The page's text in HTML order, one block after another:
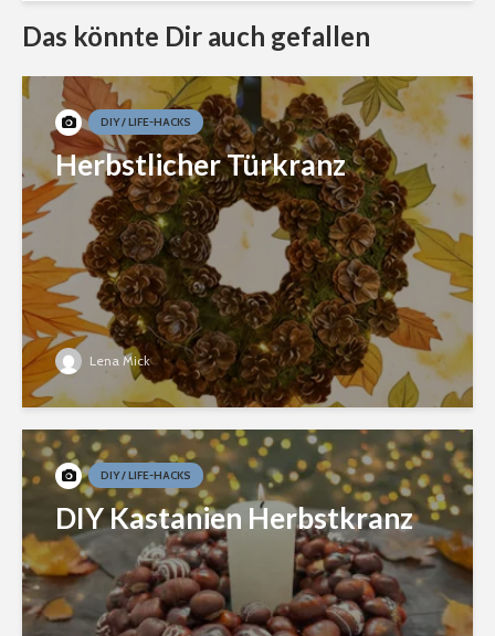
Das könnte Dir auch gefallen
DIY / LIFE-HACKS
Herbstlicher Türkranz
Lena Mick
DIY / LIFE-HACKS
DIY Kastanien Herbstkranz